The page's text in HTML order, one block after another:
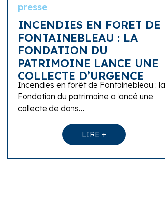
presse
INCENDIES EN FORET DE
FONTAINEBLEAU : LA
FONDATION DU
PATRIMOINE LANCE UNE
COLLECTE D’URGENCE
Incendies en forêt de Fontainebleau : la
Fondation du patrimoine a lancé une
collecte de dons…
LIRE +